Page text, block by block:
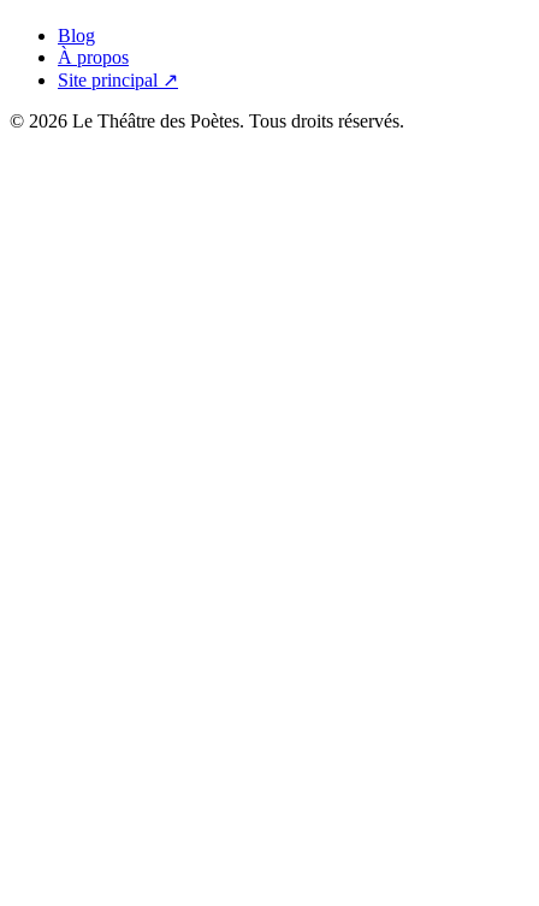
Blog
À propos
Site principal ↗
© 2026 Le Théâtre des Poètes. Tous droits réservés.